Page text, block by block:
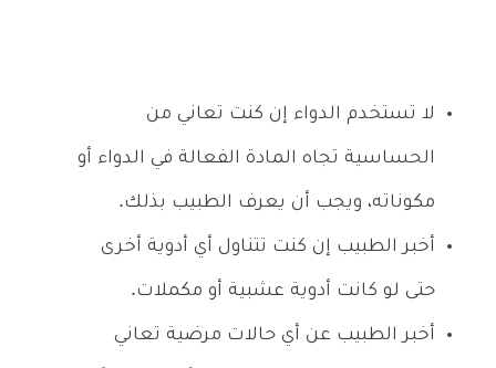
لا تستخدم الدواء إن كنت تعاني من
الحساسية تجاه المادة الفعالة في الدواء أو
مكوناته، ويجب أن يعرف الطبيب بذلك.
أخبر الطبيب إن كنت تتناول أي أدوية أخرى
حتى لو كانت أدوية عشبية أو مكملات.
أخبر الطبيب عن أي حالات مرضية تعاني